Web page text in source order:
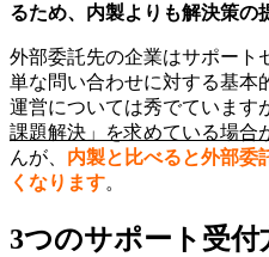
るため、内製よりも解決策の
外部委託先の企業はサポート
単な問い合わせに対する基本
運営については秀でています
課題解決」を求めている場合
んが、 内製と比べると外部委
くなります。
3つのサポート受付